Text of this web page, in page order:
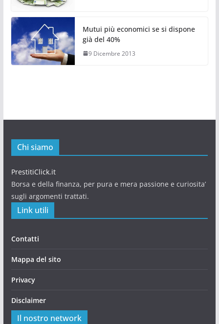
Mutui più economici se si dispone
già del 40%
9 Dicembre 2013
Chi siamo
PrestitiClick.it
Borsa e della finanza, per pura e mera passione e curiosita’
sugli argomenti trattati.
Link utili
Contatti
Mappa del sito
Privacy
Disclaimer
Il nostro network